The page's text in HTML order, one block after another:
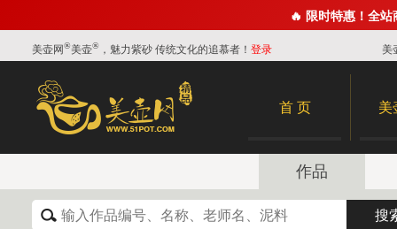
🔥 限时特惠！全
美壶网®美壶® ，魅力紫砂 传统文化的追慕者！ 登录 美
首 页 美
作品